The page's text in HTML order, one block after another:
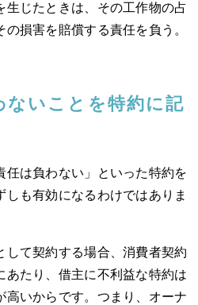
生じたときは、その工作物の占
損害を賠償する責任を負う。
ないことを特約に記
任は負わない」といった特約を
も有効になるわけではありま
して契約する場合、消費者契約
あたり、借主に不利益な特約は
高いからです。つまり、オーナ